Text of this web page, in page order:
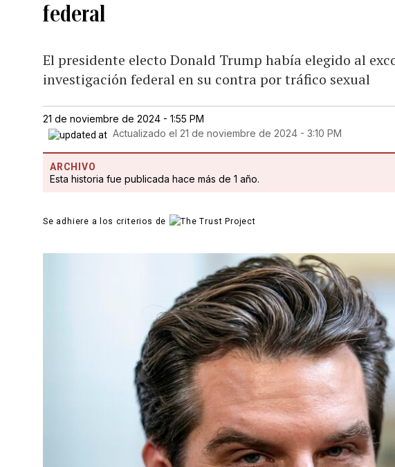
federal
El presidente electo Donald Trump había elegido al
investigación federal en su contra por tráfico sexual
21 de noviembre de 2024 - 1:55 PM
Actualizado el 21 de noviembre de 2024 - 3:10 PM
ARCHIVO
Esta historia fue publicada hace más de 1 año.
Se adhiere a los criterios de